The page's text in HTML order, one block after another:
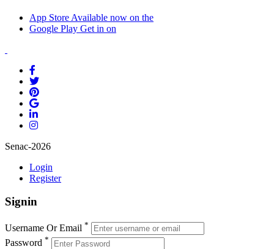
App Store Available now on the
Google Play Get in on
Senac-2026
Login
Register
Signin
Username Or Email *
Password *